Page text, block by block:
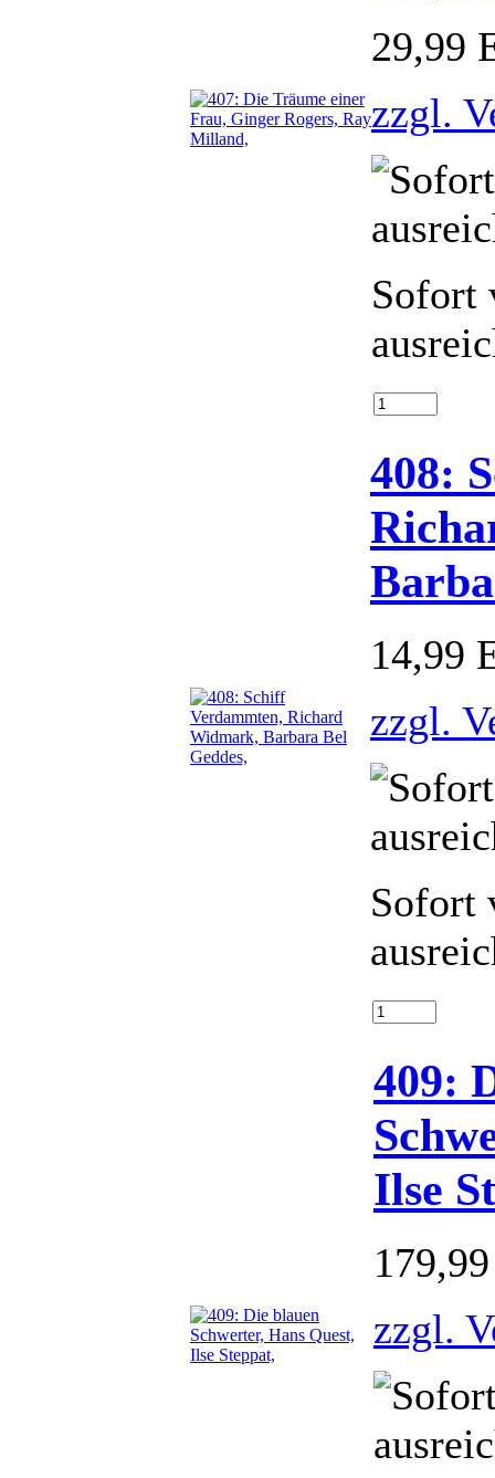
29,99
zzgl.
Sofort
408:
14,99
zzgl.
Sofort
409:
Ilse
zzgl.